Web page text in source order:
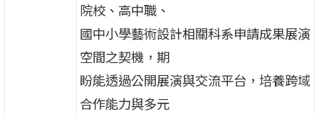
院校、高中職、
國中小學藝術設計相關科系申請成果展演
空間之契機，期
盼能透過公開展演與交流平台，培養跨域
合作能力與多元